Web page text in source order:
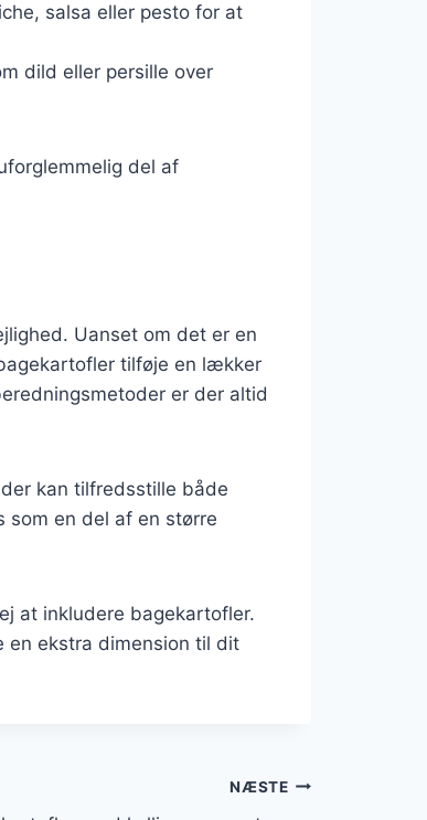
salsa eller pesto for at
dild eller persille over
del af
Uanset om det er en
tilføje en lækker
er der altid
kan tilfredsstille både
som en del af en større
at inkludere bagekartofler.
ekstra dimension til dit
NÆSTE